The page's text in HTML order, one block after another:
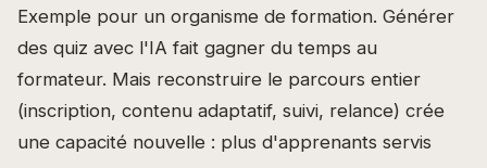
Exemple pour un organisme de formation. Générer
des quiz avec l'IA fait gagner du temps au
formateur. Mais reconstruire le parcours entier
(inscription, contenu adaptatif, suivi, relance) crée
une capacité nouvelle : plus d'apprenants servis